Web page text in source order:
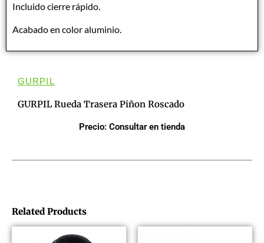
Incluido cierre rápido.
Acabado en color aluminio.
GURPIL
GURPIL Rueda Trasera Piñon Roscado
Precio: Consultar en tienda
Related Products